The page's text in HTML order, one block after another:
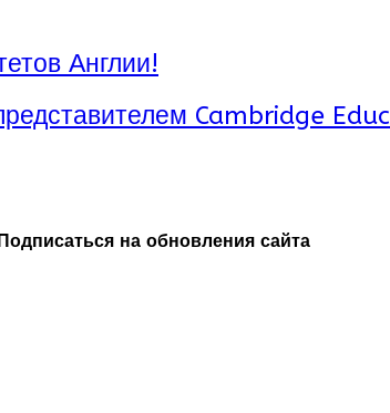
Англии!
Cambridge
Подписаться на обновления сайта